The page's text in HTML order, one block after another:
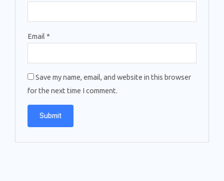
Email*
Save my name, email, and website in this browser
for the next time I comment.